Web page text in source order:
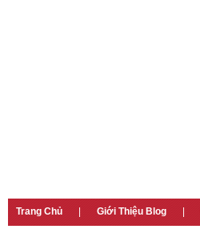
Trang Chủ Giới Thiệu Blog